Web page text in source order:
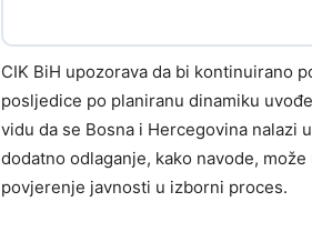
CIK BiH upozorava da bi kontinuirano
posljedice po planiranu dinamiku
vidu da se Bosna i Hercegovina nalazi
dodatno odlaganje, kako navode,
povjerenje javnosti u izborni proces.